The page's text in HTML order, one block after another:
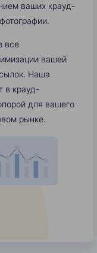
ваших крауд-
все
вашей
Наша
в крауд-
для вашего
рынке.